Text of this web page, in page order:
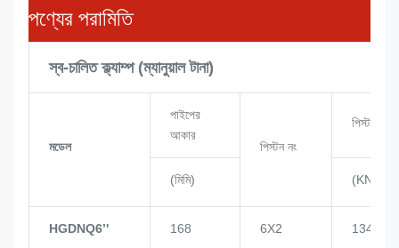
পণ্যের পরামিতি
স্ব-চালিত ক্ল্যাম্প (ম্যানুয়াল টানা)
মডেল
পাইপের
আকার
পিস্টন নং
পিস্টন
(মিমি) (KN)
HGDNQ6’' 168 6X2 134